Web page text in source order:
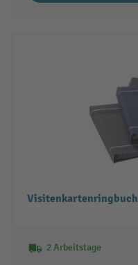
Visitenkartenringbuch
2 Arbeitstage